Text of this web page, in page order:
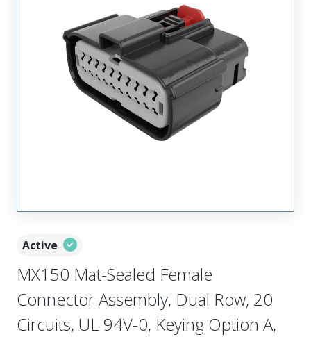
Active
MX150 Mat-Sealed Female
Connector Assembly, Dual Row, 20
Circuits, UL 94V-0, Keying Option A,